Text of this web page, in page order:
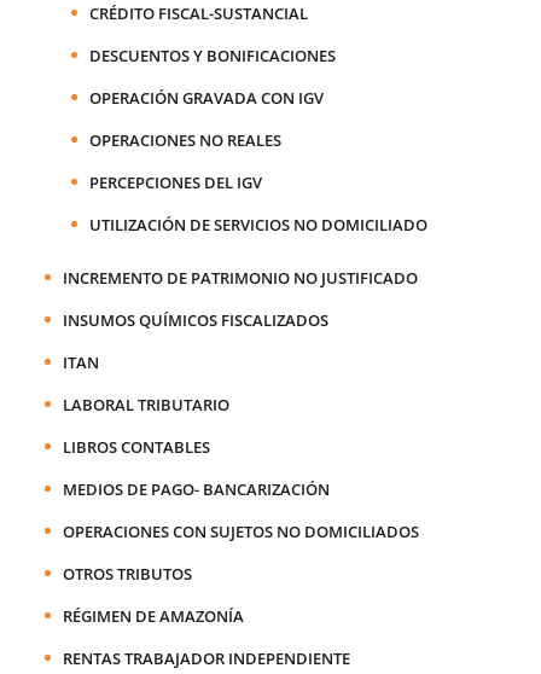
CRÉDITO FISCAL-SUSTANCIAL
DESCUENTOS Y BONIFICACIONES
OPERACIÓN GRAVADA CON IGV
OPERACIONES NO REALES
PERCEPCIONES DEL IGV
UTILIZACIÓN DE SERVICIOS NO DOMICILIADO
INCREMENTO DE PATRIMONIO NO JUSTIFICADO
INSUMOS QUÍMICOS FISCALIZADOS
ITAN
LABORAL TRIBUTARIO
LIBROS CONTABLES
MEDIOS DE PAGO- BANCARIZACIÓN
OPERACIONES CON SUJETOS NO DOMICILIADOS
OTROS TRIBUTOS
RÉGIMEN DE AMAZONÍA
RENTAS TRABAJADOR INDEPENDIENTE